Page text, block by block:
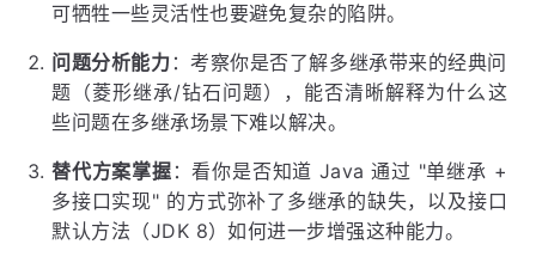
可牺牲一些灵活性也要避免复杂的陷阱。
问题分析能力 ：考察你是否了解多继承带来的经典问
题（菱形继承/钻石问题），能否清晰解释为什么这
些问题在多继承场景下难以解决。
替代方案掌握 ：看你是否知道 Java 通过 "单继承 +
多接口实现" 的方式弥补了多继承的缺失，以及接口
默认方法（JDK 8）如何进一步增强这种能力。